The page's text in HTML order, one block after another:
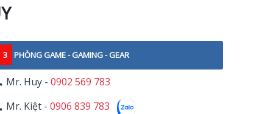
3 PHÒNG GAME - GAMING - GEAR
Mr. Huy - 0902 569 783
Mr. Kiệt - 0906 839 783